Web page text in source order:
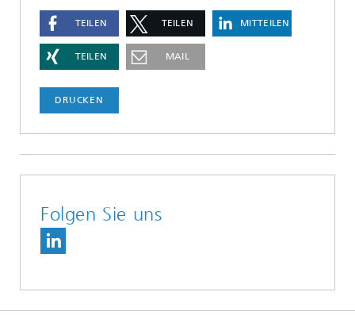
TEILEN TEILEN MITTEILEN
TEILEN MAIL
DRUCKEN
Folgen Sie uns